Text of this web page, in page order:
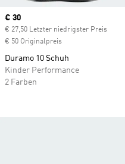
Current price
€ 30
€ 27,50 Letzter niedrigster Preis
€ 50 Originalpreis
Duramo 10 Schuh
Kinder Performance
2 Farben